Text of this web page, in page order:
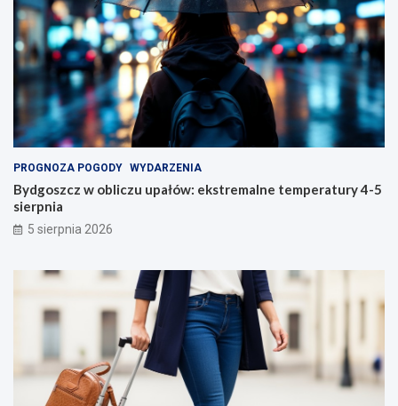
PROGNOZA POGODY WYDARZENIA
Bydgoszcz w obliczu upałów: ekstremalne temperatury 4-5
sierpnia
5 sierpnia 2026